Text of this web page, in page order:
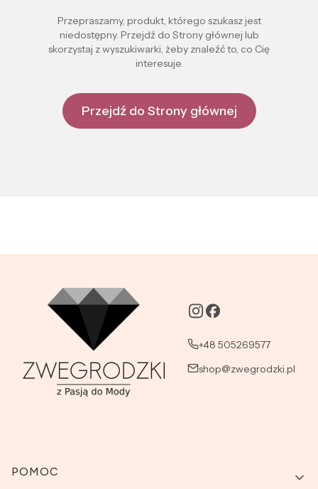
Przepraszamy, produkt, którego szukasz jest
niedostępny. Przejdź do Strony głównej lub
skorzystaj z wyszukiwarki, żeby znaleźć to, co Cię
interesuje.
Przejdź do Strony głównej
+48 505269577
shop@zwegrodzki.pl
Linki w stopce
POMOC